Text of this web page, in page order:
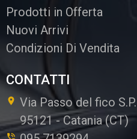
Prodotti in Offerta
Nuovi Arrivi
Condizioni Di Vendita
CONTATTI
Via Passo del fico
95121-Catania (CT)